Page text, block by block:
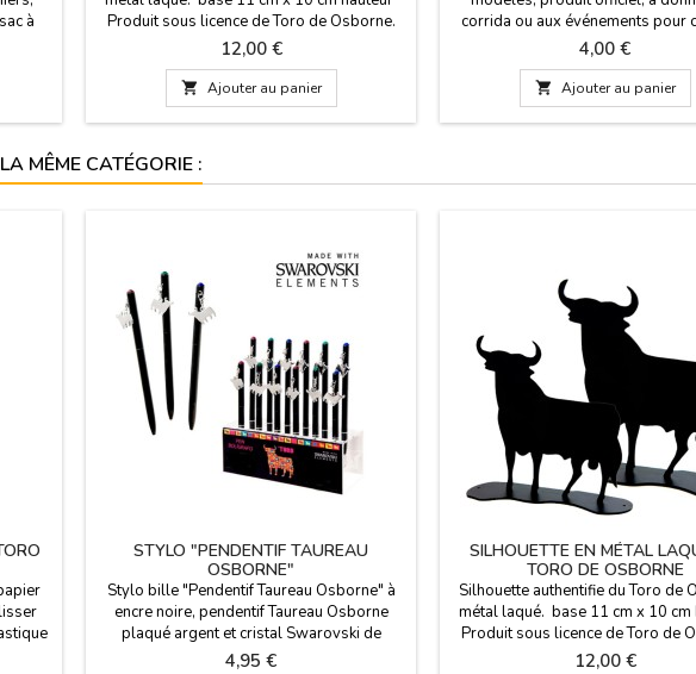
à
Produit sous licence de Toro de Osborne.
Prix
12,00 €
 Ajouter au panier
corrida ou aux événements pour
corrida ou souvenir du taureau
Fabriqué en Espagne. Couleur
Prix
4,00 €
 Ajouter au panier
MÊME CATÉGORIE :
STYLO "PENDENTIF TAUREAU
OSBORNE"
Stylo bille "Pendentif Taureau Osborne" à
encre noire, pendentif Taureau Osborne
plaqué argent et cristal Swarovski de
couleurs assorties. Mesure 13 cm de long.
Prix
4,95 €
SILHOUETTE EN MÉTAL
TORO DE OSBORNE
Silhouette authentifie du Toro de
métal laqué. base 11 cm x 10
Produit sous licence de Toro de
Prix
12,00 €